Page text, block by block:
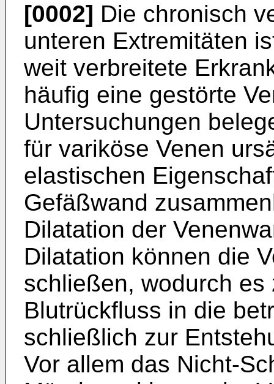
[0002] Die chronisch
unteren Extremitäten
weit verbreitete
häufig eine gestörte
Untersuchungen
für variköse Venen
elastischen
Gefäßwand
Dilatation der
Dilatation können die
schließen, wodurch
Blutrückfluss in die
schließlich zur
Vor allem das Nicht-